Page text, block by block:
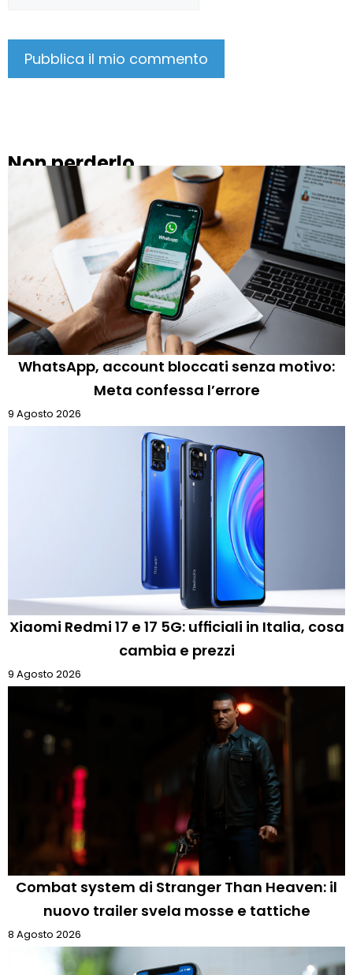
Non perderlo
WhatsApp, account bloccati senza motivo:
Meta confessa l’errore
9 Agosto 2026
Xiaomi Redmi 17 e 17 5G: ufficiali in Italia, cosa
cambia e prezzi
9 Agosto 2026
Combat system di Stranger Than Heaven: il
nuovo trailer svela mosse e tattiche
8 Agosto 2026